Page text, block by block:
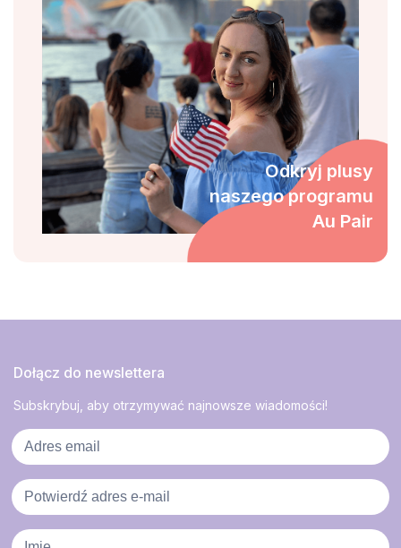
Odkryj plusy
naszego programu
Au Pair
Dołącz do newslettera
Subskrybuj, aby otrzymywać najnowsze wiadomości!